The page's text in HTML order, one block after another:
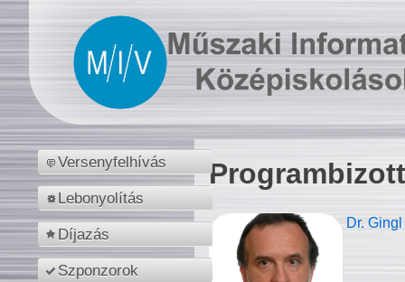
Versenyfelhívás
Lebonyolítás
Díjazás
Szponzorok
Dr.